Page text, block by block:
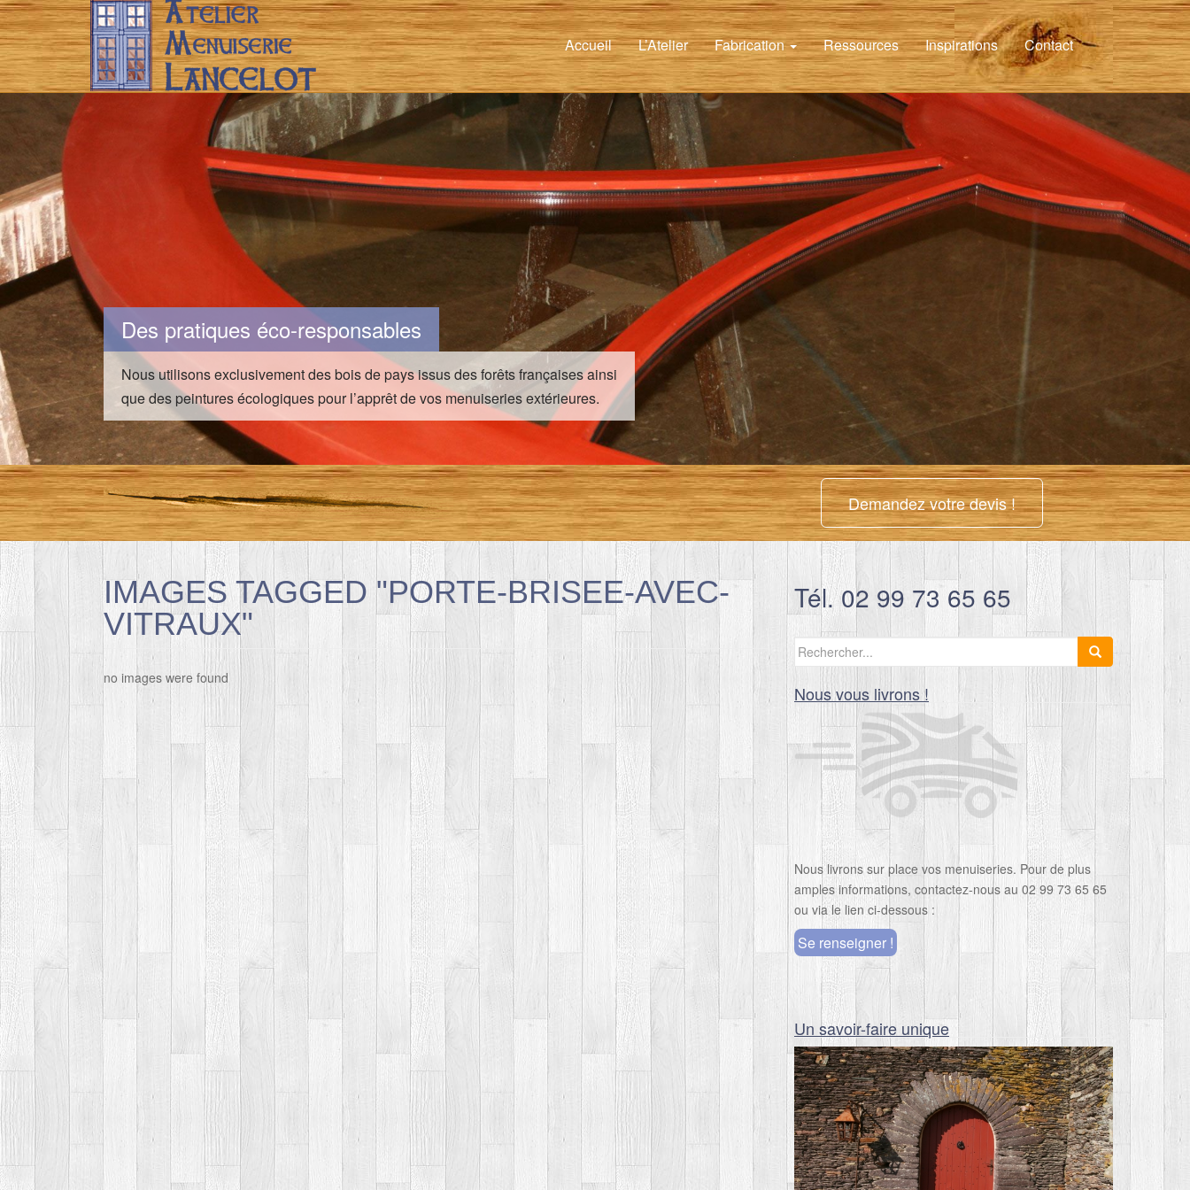
Accueil L’Atelier Fabrication Ressources Inspirations Contact
Des pratiques éco-responsables
Nous utilisons exclusivement des bois de pays issus des forêts françaises ainsi
que des peintures écologiques pour l’apprêt de vos menuiseries extérieures.
Demandez votre devis !
IMAGES TAGGED "PORTE-BRISEE-AVEC-
VITRAUX"
no images were found
Tél. 02 99 73 65 65
Search
for:
Nous vous livrons !
Nous livrons sur place vos menuiseries. Pour de plus
amples informations, contactez-nous au 02 99 73 65 65
ou via le lien ci-dessous :
Se renseigner !
Un savoir-faire unique